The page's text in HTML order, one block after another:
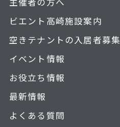
ビエント高崎施設案内
空きテナントの入居者募集
イベント情報
お役立ち情報
最新情報
よくある質問